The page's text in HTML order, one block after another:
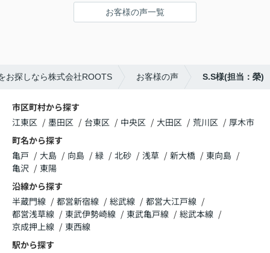
お客様の声一覧
お探しなら株式会社ROOTS お客様の声 S.S様(担当：榮)
市区町村から探す
江東区
墨田区 台東区 中央区 大田区 荒川区
厚木市
町名から探す
亀戸
大島 向島 緑 北砂 浅草 新大橋
東向島
亀沢
東陽
沿線から探す
半蔵門線
都営新宿線 総武線
都営大江戸線
都営浅草線
東武伊勢崎線 東武亀戸線
総武本線
京成押上線
東西線
駅から探す